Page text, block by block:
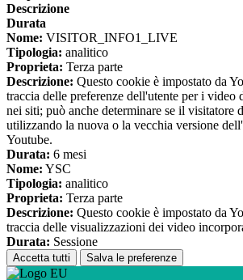
Descrizione
Durata
Nome: VISITOR_INFO1_LIVE
Tipologia: analitico
Proprieta: Terza parte
Descrizione: Questo cookie è impostato da
traccia delle preferenze dell'utente per i video
nei siti; può anche determinare se il visitatore
utilizzando la nuova o la vecchia versione
Youtube.
Durata: 6 mesi
Nome: YSC
Tipologia: analitico
Proprieta: Terza parte
Descrizione: Questo cookie è impostato da
traccia delle visualizzazioni dei video
Durata: Sessione
Accetta tutti Salva le preferenze